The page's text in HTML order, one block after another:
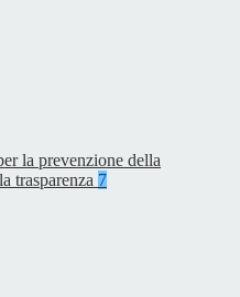
la prevenzione della
trasparenza 7